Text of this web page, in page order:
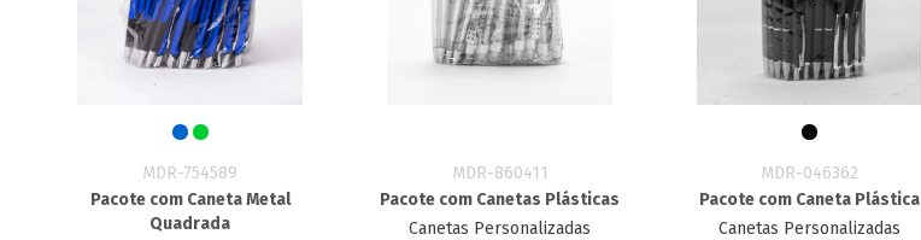
MDR-754589
Pacote com Caneta Metal
Quadrada
MDR-860411
Pacote com Canetas Plásticas
Canetas Personalizadas
MDR-046362
Pacote com Caneta Plástica
Canetas Personalizadas